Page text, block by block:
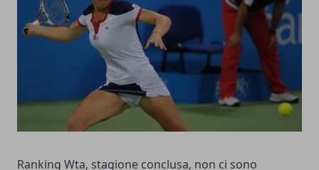
Ranking Wta, stagione conclusa, non ci sono